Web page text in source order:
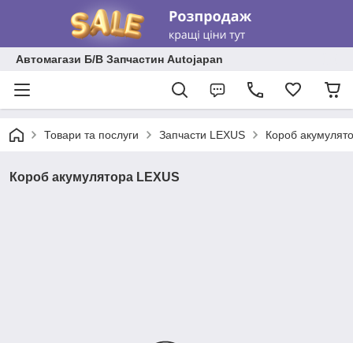
Автомагази Б/В Запчастин Autojapan
Товари та послуги Запчасти LEXUS Короб
Короб акумулятора LEXUS